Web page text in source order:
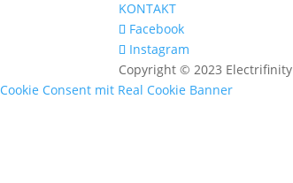
KONTAKT
Facebook
Instagram
Copyright © 2023
Cookie Consent mit Real Cookie Banner